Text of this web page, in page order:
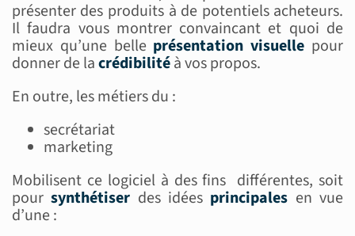
présenter des produits à de potentiels acheteurs.
Il faudra vous montrer convaincant et quoi de
mieux qu’une belleprésentation visuelle pour
donner de lacrédibilitéà vos propos.
En outre, les métiers du :
secrétariat
marketing
Mobilisent ce logiciel à des fins différentes, soit
poursynthétiser des idées principales en vue
d’une :